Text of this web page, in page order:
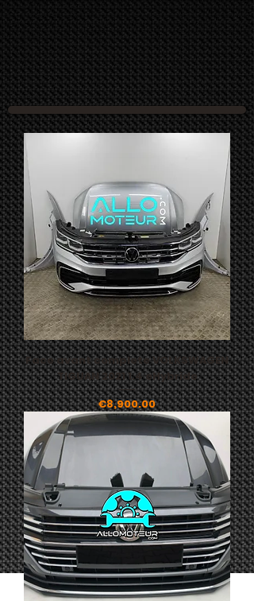
Face avant complete VOLKSWAGEN
TIGUAN 2021 1.4 eHybride
Price
€8,900.00